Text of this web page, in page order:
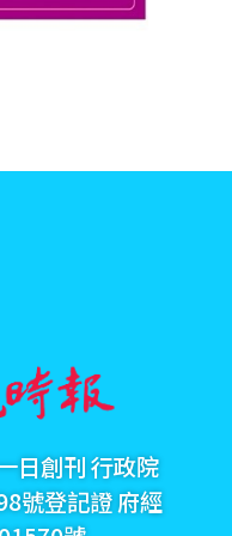
日創刊 行政院
號登記證 府經
號